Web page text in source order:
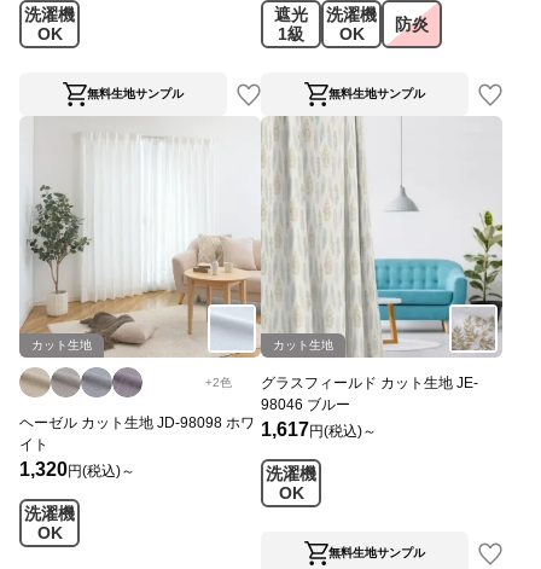
洗濯機
OK
無料生地サンプル
遮光
1級
洗濯機
OK
防炎
無料生地サンプル
カット生地
+2色
ヘーゼル カット生地 JD-98098 ホワ
イト
1,320円(税込)～
洗濯機
OK
カット生地
グラスフィールド カット生地 JE-
98046 ブルー
1,617円(税込)～
洗濯機
OK
無料生地サンプル